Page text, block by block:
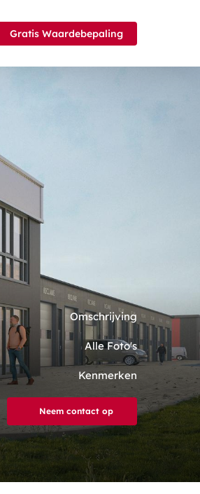
Gratis Waardebepaling
Omschrijving
Alle Foto's
Kenmerken
Neem contact op